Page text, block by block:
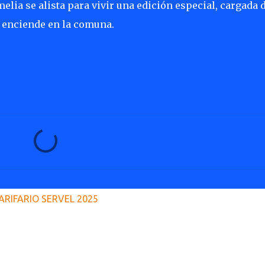
se alista para vivir una edición especial, cargada
en la comuna.
SERVEL 2025